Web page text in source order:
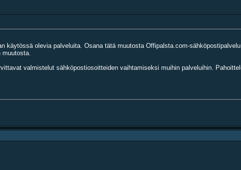
olevia palveluita. Osana tätä muutosta Offipalsta.com-
muutosta.
valmistelut sähköpostiosoitteiden vaihtamiseksi muihin palveluihin.